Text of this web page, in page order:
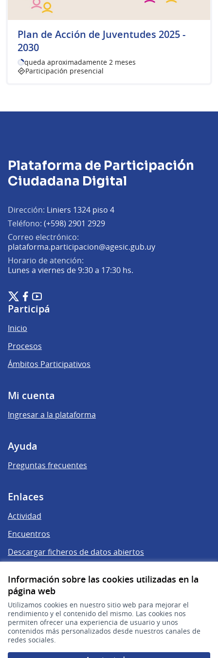
Información sobre las cookies utilizadas en la
página web
Utilizamos cookies en nuestro sitio web para mejorar el
rendimiento y el contenido del mismo. Las cookies nos
permiten ofrecer una experiencia de usuario y unos
contenidos más personalizados desde nuestros canales de
redes sociales.
Plan de Acción de Juventudes 2025 -
2030
queda aproximadamente 2 meses
Participación presencial
Plataforma de Participación
Ciudadana Digital
Dirección: Liniers 1324 piso 4
Teléfono: (+598) 2901 2929
Correo electrónico:
plataforma.participacion@agesic.gub.uy(Abrir en una
Horario de atención:
Lunes a viernes de 9:30 a 17:30 hs.
Plataforma de Participación Ciudadana Digital en X
(Enlace externo)
Plataforma de Participación Ciudadana Digital en Facebook
(Enlace externo)
Plataforma de Participación Ciudadana Digital en
(Enlace externo)
Participá
Inicio
Procesos
Ámbitos Participativos
Mi cuenta
Ingresar a la plataforma
Ayuda
Preguntas frecuentes
Enlaces
Actividad
Encuentros
Descargar ficheros de datos abiertos